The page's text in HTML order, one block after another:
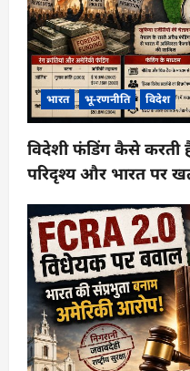
भारत भू-रणनीति विदेश
विदेशी फंडिंग कैसे करती
परिदृश्य और भारत पर